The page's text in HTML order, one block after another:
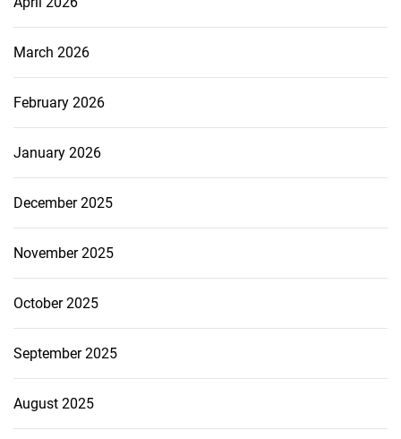
March 2026
February 2026
January 2026
December 2025
November 2025
October 2025
September 2025
August 2025